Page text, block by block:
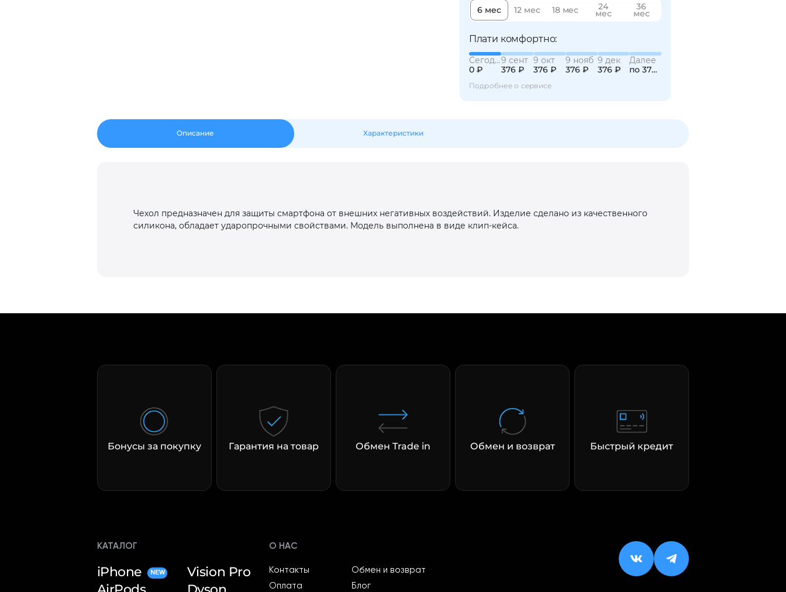
6 мес 12 мес 18 мес 24
мес
36
мес
Плати комфортно:
Сегодня
0 ₽
9 сент
376 ₽
9 окт
376 ₽
9 нояб
376 ₽
9 дек
376 ₽
Далее
по 376 ₽
Подробнее о сервисе
Описание Характеристики
Чехол предназначен для защиты смартфона от внешних негативных воздействий. Изделие сделано из качественного
силикона, обладает ударопрочными свойствами. Модель выполнена в виде клип-кейса.
Бонусы за покупку Гарантия на товар Обмен Trade in Обмен и возврат Быстрый кредит
КАТАЛОГ
iPhone NEW
Vision Pro
О НАС
Контакты
Оплата
Обмен и возврат
Блог
Подробнее
раз в 2
недели
Остались вопросы?